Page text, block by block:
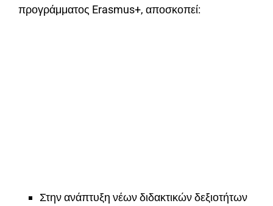
προγράμματος Erasmus+, αποσκοπεί:
Στην ανάπτυξη νέων διδακτικών δεξιοτήτων